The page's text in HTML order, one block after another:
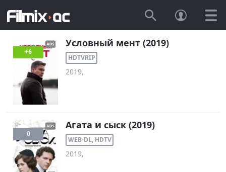
+6
Условный мент (2019)
HDTVRIP
2019,
0
Агата и сыск (2019)
WEB-DL, HDTV
2019,